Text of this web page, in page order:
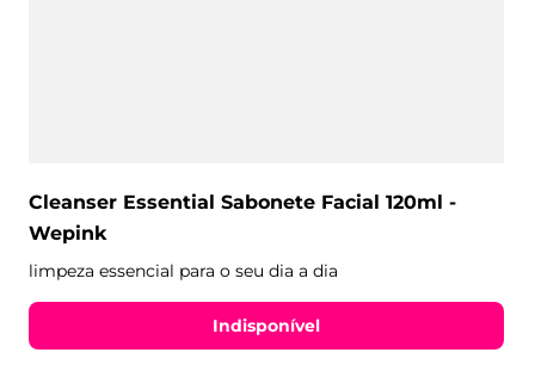
Cleanser Essential Sabonete Facial 120ml -
Wepink
limpeza essencial para o seu dia a dia
Indisponível